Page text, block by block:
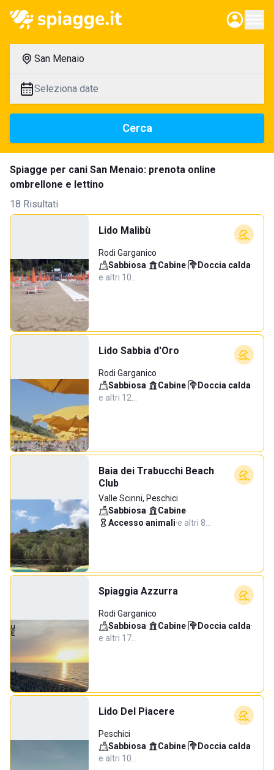
San Menaio
Seleziona date
Cerca
Spiagge per cani San Menaio: prenota online
ombrellone e lettino
18 Risultati
Lido Malibù
Rodi Garganico
Sabbiosa· Cabine· Doccia calda·
e altri 10…
Lido Sabbia d'Oro
Rodi Garganico
Sabbiosa· Cabine· Doccia calda·
e altri 12…
Baia dei Trabucchi Beach
Club
Valle Scinni, Peschici
Sabbiosa· Cabine·
Accesso animali·e altri 8…
Spiaggia Azzurra
Rodi Garganico
Sabbiosa· Cabine· Doccia calda·
e altri 17…
Lido Del Piacere
Peschici
Sabbiosa· Cabine· Doccia calda·
e altri 10…